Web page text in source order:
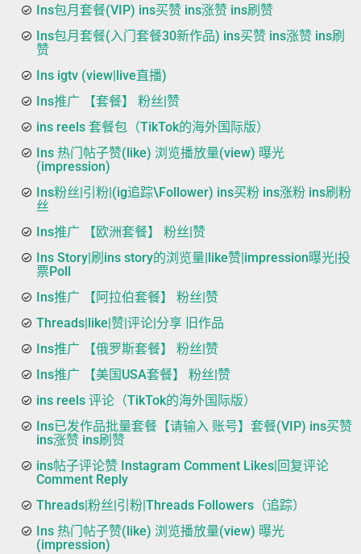
Ins包月套餐(VIP) ins买赞 ins涨赞 ins刷赞
Ins包月套餐(入门套餐30新作品) ins买赞 ins涨赞 ins刷
赞
Ins igtv (view|live直播)
Ins推广 【套餐】 粉丝|赞
ins reels 套餐包（TikTok的海外国际版）
Ins 热门帖子赞(like) 浏览播放量(view) 曝光
(impression)
Ins粉丝|引粉|(ig追踪\Follower) ins买粉 ins涨粉 ins刷粉
丝
Ins推广 【欧洲套餐】 粉丝|赞
Ins Story|刷ins story的浏览量|like赞|impression曝光|投
票Poll
Ins推广 【阿拉伯套餐】 粉丝|赞
Threads|like|赞|评论|分享 旧作品
Ins推广 【俄罗斯套餐】 粉丝|赞
Ins推广 【美国USA套餐】 粉丝|赞
ins reels 评论（TikTok的海外国际版）
Ins已发作品批量套餐【请输入 账号】套餐(VIP) ins买赞
ins涨赞 ins刷赞
ins帖子评论赞 Instagram Comment Likes|回复评论
Comment Reply
Threads|粉丝|引粉|Threads Followers（追踪）
Ins 热门帖子赞(like) 浏览播放量(view) 曝光
(impression)